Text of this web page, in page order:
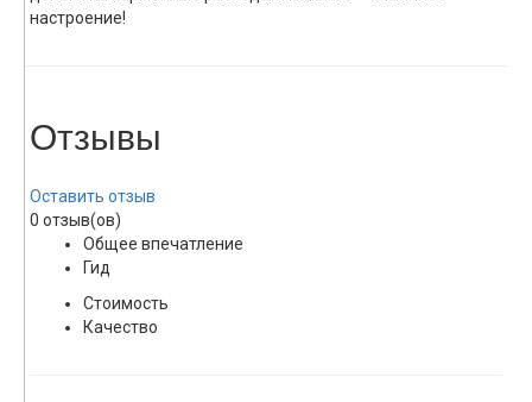
настроение!
Отзывы
Оставить отзыв
0 отзыв(ов)
Общее впечатление
Гид
Стоимость
Качество